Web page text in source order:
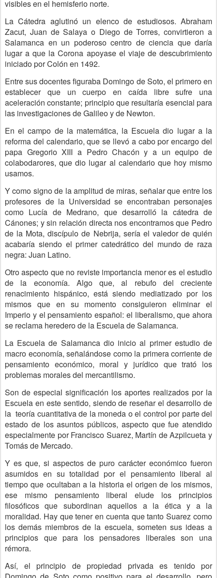
visibles en el hemisferio norte.
La Cátedra aglutinó un elenco de estudiosos. Abraham
Zacut, Juan de Salaya o Diego de Torres, convirtieron a
Salamanca en un poderoso centro de ciencia que daría
lugar a que la Corona apoyase el viaje de descubrimiento
iniciado por Colón en 1492.
Entre sus docentes figuraba Domingo de Soto, el primero en
establecer que un cuerpo en caída libre sufre una
aceleración constante; principio que resultaría esencial para
las investigaciones de Galileo y de Newton.
En el campo de la matemática, la Escuela dio lugar a la
reforma del calendario, que se llevó a cabo por encargo del
papa Gregorio XIII a Pedro Chacón y a un equipo de
colabodarores, que dio lugar al calendario que hoy mismo
usamos.
Y como signo de la amplitud de miras, señalar que entre los
profesores de la Universidad se encontraban personajes
como Lucía de Medrano, que desarrolló la cátedra de
Cánones; y sin relación directa nos encontramos que Pedro
de la Mota, discípulo de Nebrija, sería el valedor de quién
acabaría siendo el primer catedrático del mundo de raza
negra: Juan Latino.
Otro aspecto que no reviste importancia menor es el estudio
de la economía. Algo que, al rebufo del creciente
renacimiento hispánico, está siendo mediatizado por los
mismos que en su momento consiguieron eliminar el
Imperio y el pensamiento español: el liberalismo, que ahora
se reclama heredero de la Escuela de Salamanca.
La Escuela de Salamanca dio inicio al primer estudio de
macro economía, señalándose como la primera corriente de
pensamiento económico, moral y jurídico que trató los
problemas morales del mercantilismo.
Son de especial significación los aportes realizados por la
Escuela en este sentido, siendo de reseñar el desarrollo de
la teoría cuantitativa de la moneda o el control por parte del
estado de los asuntos públicos, aspecto que fue atendido
especialmente por Francisco Suarez, Martín de Azpilcueta y
Tomás de Mercado.
Y es que, si aspectos de puro carácter económico fueron
asumidos en su totalidad por el pensamiento liberal al
tiempo que ocultaban a la historia el origen de los mismos,
ese mismo pensamiento liberal elude los principios
filosóficos que subordinan aquellos a la ética y a la
moralidad. Hay que tener en cuenta que tanto Suarez como
los demás miembros de la escuela, someten sus ideas a
principios que para los pensadores liberales son una
rémora.
Así, el principio de propiedad privada es tenido por